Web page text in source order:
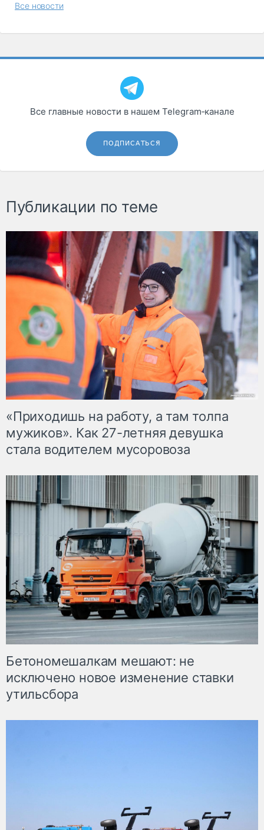
Все новости
Все главные новости в нашем Telegram‑канале
ПОДПИСАТЬСЯ
Публикации по теме
«Приходишь на работу, а там толпа
мужиков». Как 27-летняя девушка
стала водителем мусоровоза
Бетономешалкам мешают: не
исключено новое изменение ставки
утильсбора